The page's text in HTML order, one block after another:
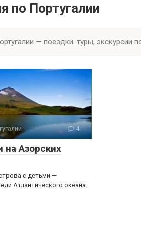
по Португалии
— поездки. туры, экскурсии
4
Азорских
с детьми —
Атлантического океана.